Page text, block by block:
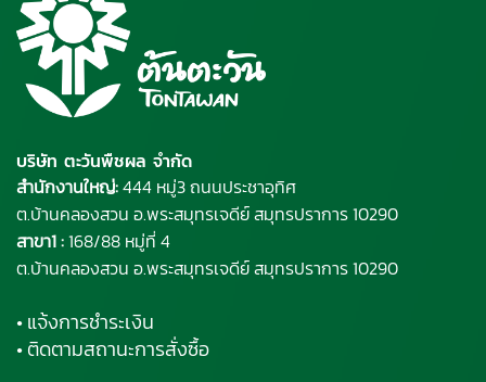
บริษัท ตะวันพืชผล จำกัด
สำนักงานใหญ่:444 หมู่3 ถนนประชาอุทิศ
ต.บ้านคลองสวน อ.พระสมุทรเจดีย์สมุทรปราการ 10290
สาขา1 :168/88 หมู่ที่ 4
ต.บ้านคลองสวน อ.พระสมุทรเจดีย์ สมุทรปราการ 10290
• แจ้งการชำระเงิน
• ติดตามสถานะการสั่งซื้อ